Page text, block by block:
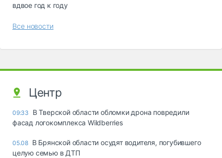
вдвое год к году
Все новости
Центр
09:33
В Тверской области обломки дрона повредили
фасад логокомплекса Wildberries
05.08 В Брянской области осудят водителя, погубившего
целую семью в ДТП